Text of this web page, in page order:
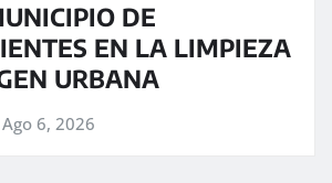
DE
EN LA LIMPIEZA
URBANA
Ago 6, 2026